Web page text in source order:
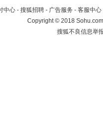
中心 - 搜狐招聘 - 广告服务 - 客服中心
Copyright©2018
搜狐不良信息举